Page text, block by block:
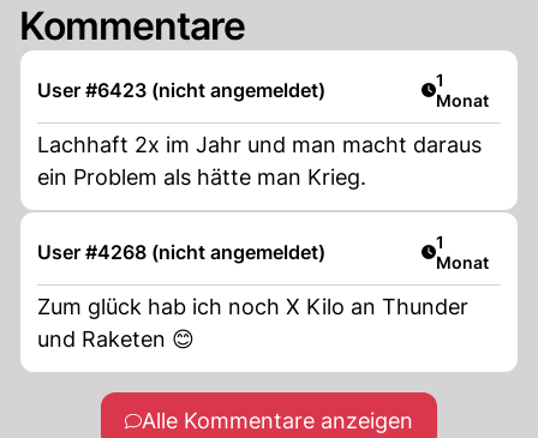
Kommentare
User #6423 (nicht angemeldet) Artikel
1
Monat
Lachhaft 2x im Jahr und man macht daraus
ein Problem als hätte man Krieg.
User #4268 (nicht angemeldet) Artikel
1
Monat
Zum glück hab ich noch X Kilo an Thunder
und Raketen 😊
Alle Kommentare anzeigen